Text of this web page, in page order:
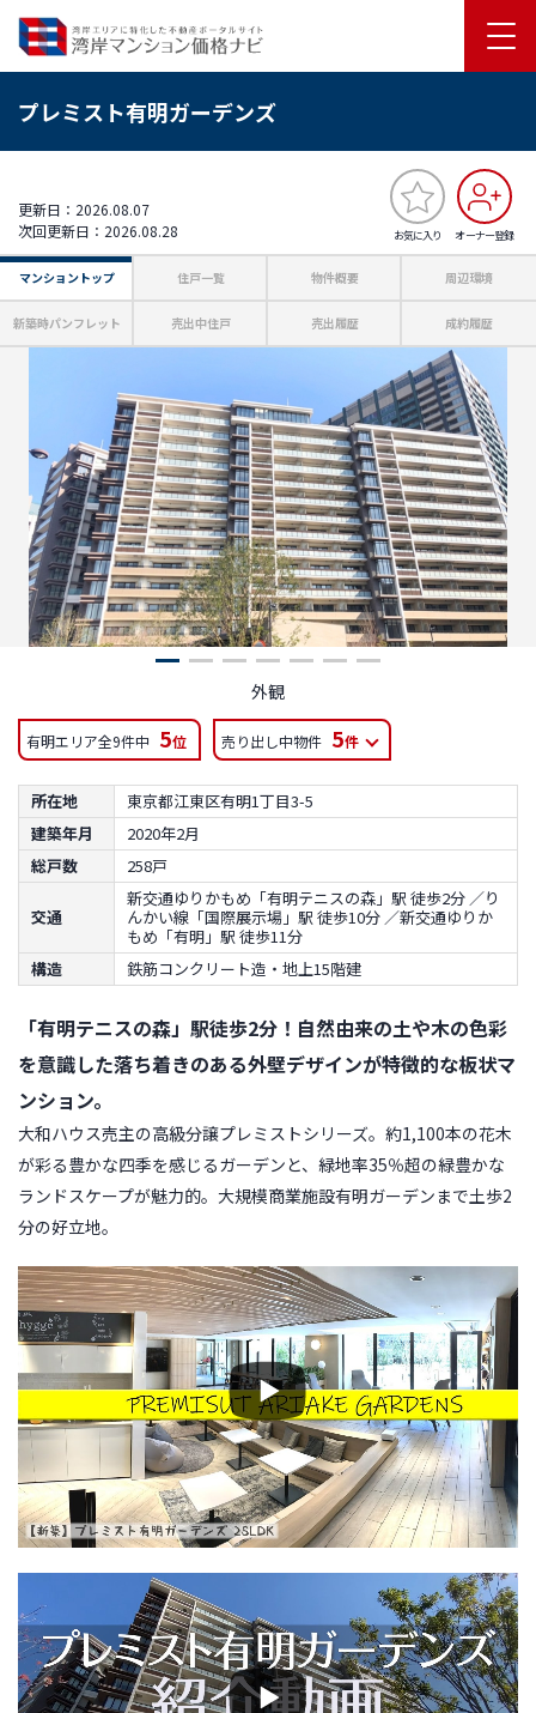
プレミスト有明ガーデンズ
お気に入り オーナー登録
更新日：2026.08.07
次回更新日：2026.08.28
マンショントップ 住戸一覧 物件概要 周辺環境
新築時パンフレット 売出中住戸 売出履歴 成約履歴
外観
有明エリア全9件中 5位 売り出し中物件 5件
所在地
東京都江東区有明1丁目3-5
建築年月
2020年2月
総戸数
258戸
交通
新交通ゆりかもめ「有明テニスの森」駅 徒歩2分 ／り
んかい線「国際展示場」駅 徒歩10分 ／新交通ゆりか
もめ「有明」駅 徒歩11分
構造
鉄筋コンクリート造・地上15階建
「有明テニスの森」駅徒歩2分！自然由来の土や木の色彩
を意識した落ち着きのある外壁デザインが特徴的な板状マ
ンション。
大和ハウス売主の高級分譲プレミストシリーズ。約1,100本の花木
が彩る豊かな四季を感じるガーデンと、緑地率35％超の緑豊かな
ランドスケープが魅力的。大規模商業施設有明ガーデンまで土歩2
分の好立地。